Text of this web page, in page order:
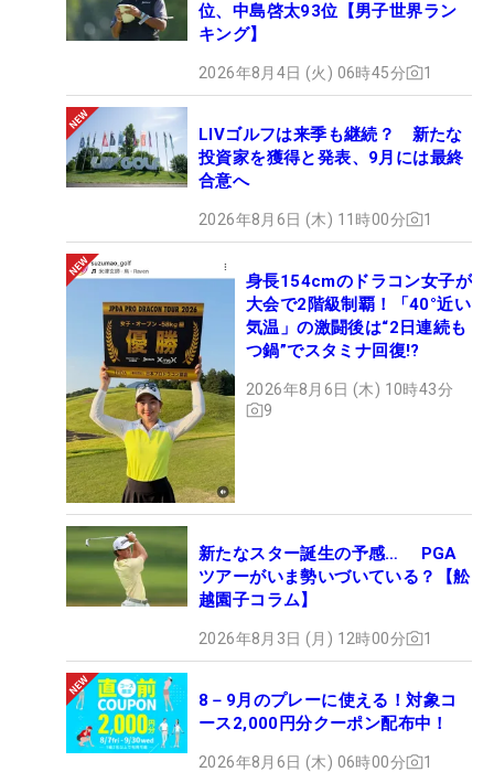
位、中島啓太93位【男子世界ラン
キング】
2026年8月4日 (火) 06時45分 1
LIVゴルフは来季も継続？ 新たな
投資家を獲得と発表、9月には最終
合意へ
2026年8月6日 (木) 11時00分 1
身長154cmのドラコン女子が
大会で2階級制覇！「40°近い
気温」の激闘後は“2日連続も
つ鍋”でスタミナ回復!?
2026年8月6日 (木) 10時43分
9
新たなスター誕生の予感… PGA
ツアーがいま勢いづいている？【舩
越園子コラム】
2026年8月3日 (月) 12時00分 1
8－9月のプレーに使える！対象コ
ース2,000円分クーポン配布中！
2026年8月6日 (木) 06時00分 1